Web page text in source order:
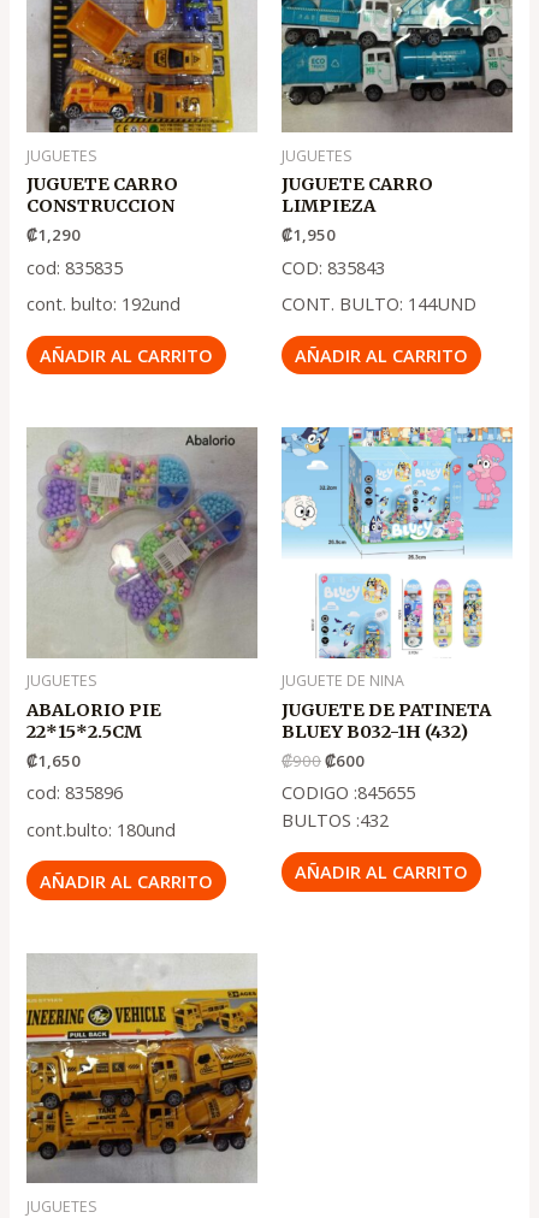
JUGUETES
JUGUETE CARRO
CONSTRUCCION
₡1,290
cod: 835835
cont. bulto: 192und
AÑADIR AL CARRITO
JUGUETES
JUGUETE CARRO
LIMPIEZA
₡1,950
COD: 835843
CONT. BULTO: 144UND
AÑADIR AL CARRITO
JUGUETES
ABALORIO PIE
22*15*2.5CM
₡1,650
cod: 835896
cont.bulto: 180und
AÑADIR AL CARRITO
JUGUETE DE NINA
JUGUETE DE PATINETA
BLUEY B032-1H (432)
₡900
El
precio
original
era:
₡900
₡600
El
precio
actual
es:
.
₡600
CODIGO :845655
BULTOS :432
AÑADIR AL CARRITO
JUGUETES